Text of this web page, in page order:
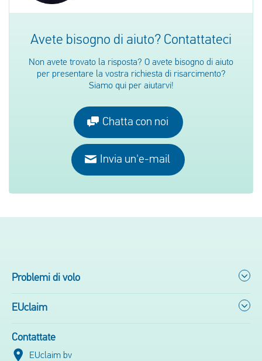
Avete bisogno di aiuto? Contattateci
Non avete trovato la risposta? O avete bisogno di aiuto
per presentare la vostra richiesta di risarcimento?
Siamo qui per aiutarvi!
Chatta con noi
Invia un'e-mail
Problemi di volo
EUclaim
Contattate
EUclaim bv